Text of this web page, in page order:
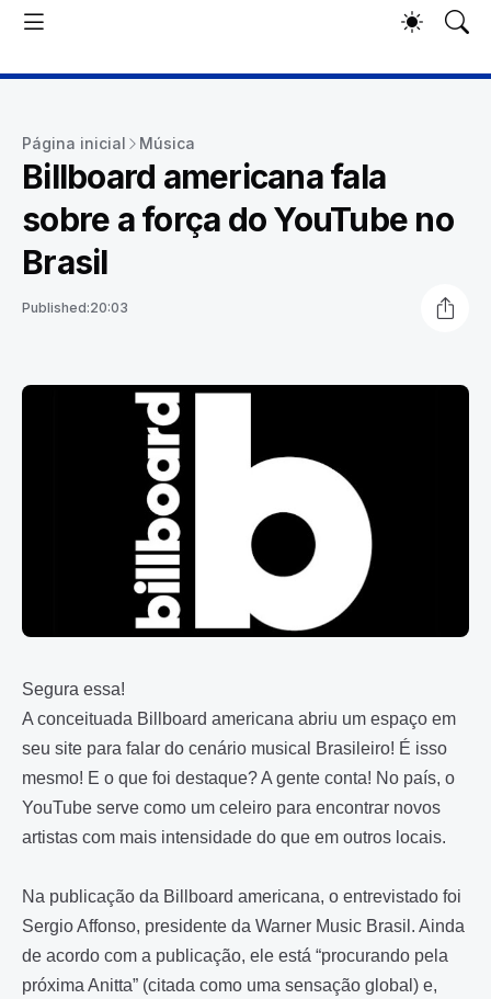
Página inicial Música
Billboard americana fala
sobre a força do YouTube no
Brasil
Published:20:03
Segura essa!
A conceituada Billboard americana abriu um espaço em
seu site para falar do cenário musical Brasileiro! É isso
mesmo! E o que foi destaque? A gente conta! No país, o
YouTube serve como um celeiro para encontrar novos
artistas com mais intensidade do que em outros locais.
Na publicação da Billboard americana, o entrevistado foi
Sergio Affonso, presidente da Warner Music Brasil. Ainda
de acordo com a publicação, ele está “procurando pela
próxima Anitta” (citada como uma sensação global) e,